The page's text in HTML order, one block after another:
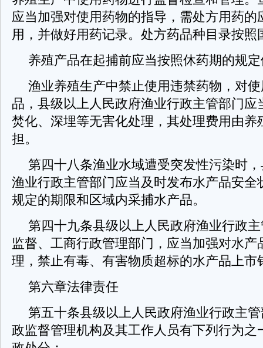
应当加强对使用药物的指导，需处方用药的
用，并做好用药记录。处方药品种目录按照
养殖产品在起捕前应当按照休药期的规
渔业养殖生产中禁止使用违禁药物，对
品，县级以上人民政府渔业行政主管部门应
焚化、深埋等无害化处理，其处理费用由养
担。
第四十八条渔业水域遭受突发性污染时
渔业行政主管部门应当及时发布水产品安全
规定的期限和区域内采捕水产品。
第四十九条县级以上人民政府渔业行政
监督、工商行政管理部门，应当加强对水产
理，禁止有毒、有害物质超标的水产品上市
第六章法律责任
第五十条县级以上人民政府渔业行政主
政监督管理机构及其工作人员有下列行为之